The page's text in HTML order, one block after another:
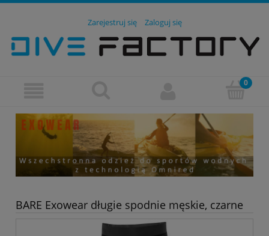
Zarejestruj się Zaloguj się
BARE Exowear długie spodnie męskie, czarne